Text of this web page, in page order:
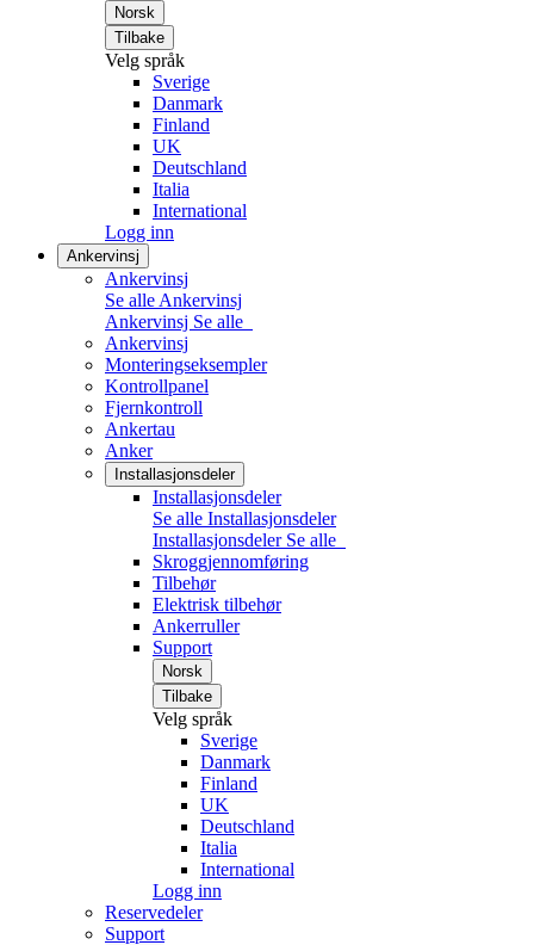
Norsk
Tilbake
Velg språk
Sverige
Danmark
Finland
UK
Deutschland
Italia
International
Logg inn
Ankervinsj
Ankervinsj
Se alle Ankervinsj
Ankervinsj Se alle
Ankervinsj
Monteringseksempler
Kontrollpanel
Fjernkontroll
Ankertau
Anker
Installasjonsdeler
Installasjonsdeler
Se alle Installasjonsdeler
Installasjonsdeler Se alle
Skroggjennomføring
Tilbehør
Elektrisk tilbehør
Ankerruller
Support
Norsk
Tilbake
Velg språk
Sverige
Danmark
Finland
UK
Deutschland
Italia
International
Logg inn
Reservedeler
Support